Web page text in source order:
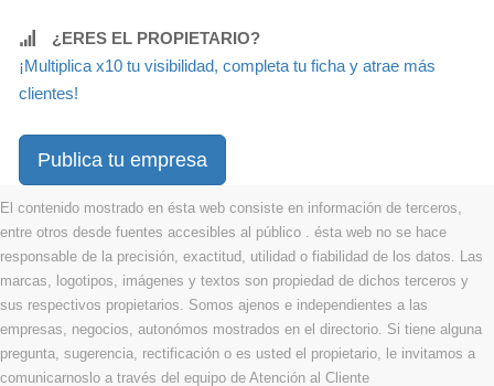
¿ERES EL PROPIETARIO?
¡Multiplica x10 tu visibilidad, completa tu ficha y atrae más
clientes!
Publica tu empresa
El contenido mostrado en ésta web consiste en información de terceros,
entre otros desde fuentes accesibles al público . ésta web no se hace
responsable de la precisión, exactitud, utilidad o fiabilidad de los datos. Las
marcas, logotipos, imágenes y textos son propiedad de dichos terceros y
sus respectivos propietarios. Somos ajenos e independientes a las
empresas, negocios, autonómos mostrados en el directorio. Si tiene alguna
pregunta, sugerencia, rectificación o es usted el propietario, le invitamos a
comunicarnoslo a través del equipo de Atención al Cliente